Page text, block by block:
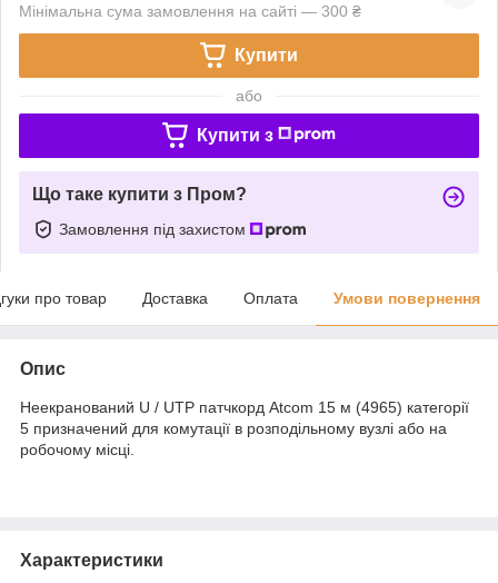
Мінімальна сума замовлення на сайті — 300 ₴
Купити
або
Купити з
Що таке купити з Пром?
Замовлення під захистом
про товар Доставка Оплата Умови повернення
Опис
Неекранований U / UTP патчкорд Atcom 15 м (4965) категорії
5 призначений для комутації в розподільному вузлі або на
робочому місці.
Характеристики